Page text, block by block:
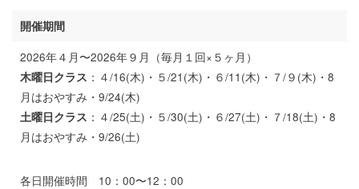
開催期間
2026年４月〜2026年９月（毎月１回×５ヶ月）
木曜日クラス ：４/16(木)・５/21(木)・６/11(木)・７/９(木)・8
月はおやすみ・9/24(木)
土曜日クラス ：４/25(土)・５/30(土)・６/27(土)・７/18(土)・8
月はおやすみ・9/26(土)
各日開催時間 10：00〜12：00